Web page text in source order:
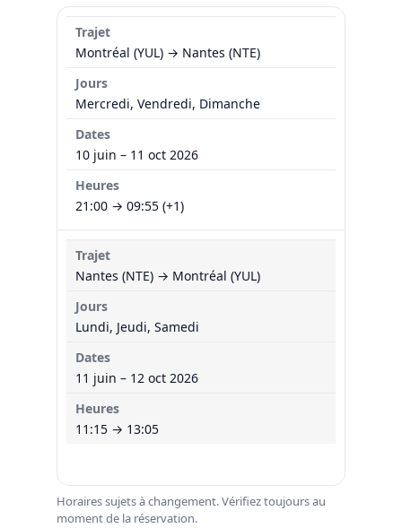
Montréal (YUL) → Nantes (NTE)
Mercredi, Vendredi, Dimanche
10 juin – 11 oct 2026
21:00 → 09:55 (+1)
Nantes (NTE) → Montréal (YUL)
Lundi, Jeudi, Samedi
11 juin – 12 oct 2026
11:15 → 13:05
Horaires sujets à changement. Vérifiez toujours au
moment de la réservation.